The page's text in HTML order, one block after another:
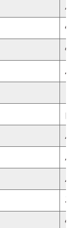
铸
铸
石
铸